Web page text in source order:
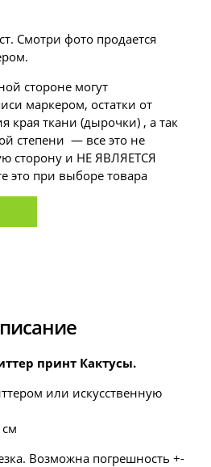
Смотри фото продается
стороне могут
маркером, остатки от
края ткани (дырочки) , а так
степени — все это не
сторону и НЕ ЯВЛЯЕТСЯ
при выборе товара
принт Кактусы.
или искусственную
Возможна погрешность +-